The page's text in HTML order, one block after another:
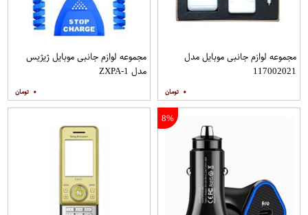
مجموعه لوازم جانبی موبایل مدل
117002021
۰
مجموعه لوازم جانبی موبایل ژیژیس
مدل ZXPA-1
۰
8%